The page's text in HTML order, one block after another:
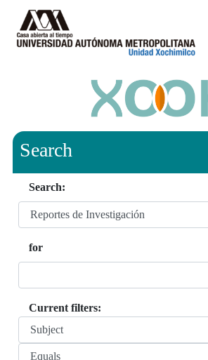
Search
Search:
for
Current filters: